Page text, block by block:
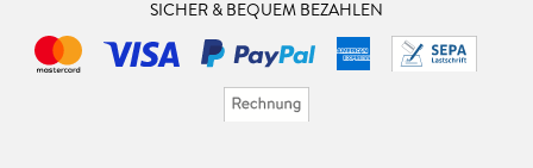
SICHER & BEQUEM BEZAHLEN